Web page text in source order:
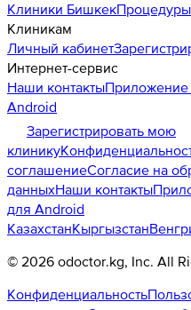
Клиники БишкекПроцедуры
Клиникам
Личный кабинет
Интернет-сервис
Наши контактыПриложение
Android
Зарегистрировать мою
клинику
соглашениеСогласие на
данныхНаши контакты
для Android
КазахстанКыргызстан
© 2026 odoctor.kg, Inc. All
Конфиденциальность